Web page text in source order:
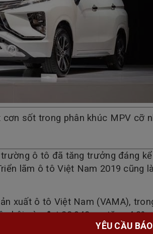
sốt trong phân khúc MPV cỡ
ô tô đã tăng trưởng đáng
lãm ô tô Việt Nam 2019 cũng
xuất ô tô Việt Nam (VAMA),
hội này đạt 28.948 xe, tăng
khác không nằm trong
YÊU CẦU